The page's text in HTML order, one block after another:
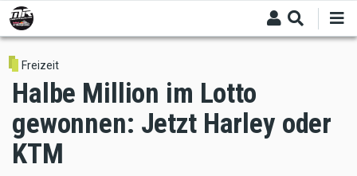
Skip
to
main
content
Freizeit
Halbe Million im Lotto
gewonnen: Jetzt Harley oder
KTM